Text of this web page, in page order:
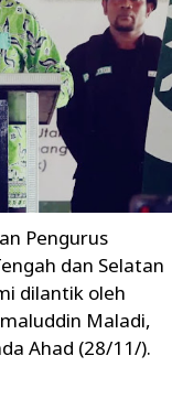
Pengurus
dan Selatan
dilantik oleh
Maladi,
Ahad (28/11/).